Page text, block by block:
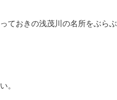
ておきの浅茂川の名所をぶら
。